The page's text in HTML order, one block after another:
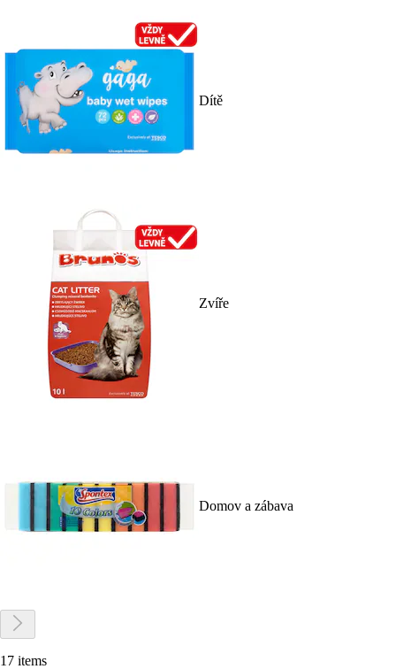
Dítě
Zvíře
Domov a zábava
17 items